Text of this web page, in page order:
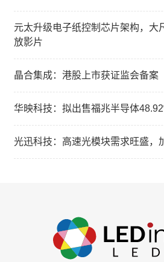
元太升级电子纸控制芯片架构，大
放影片
晶合集成：港股上市获证监会备案
华映科技：拟出售福兆半导体
光迅科技：高速光模块需求旺盛，